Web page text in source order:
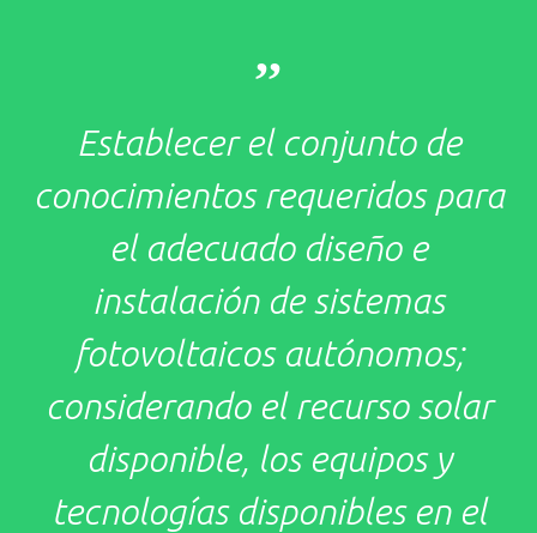
,,
Establecer el conjunto de
conocimientos requeridos para
el adecuado diseño e
instalación de sistemas
fotovoltaicos autónomos;
considerando el recurso solar
disponible, los equipos y
tecnologías disponibles en el